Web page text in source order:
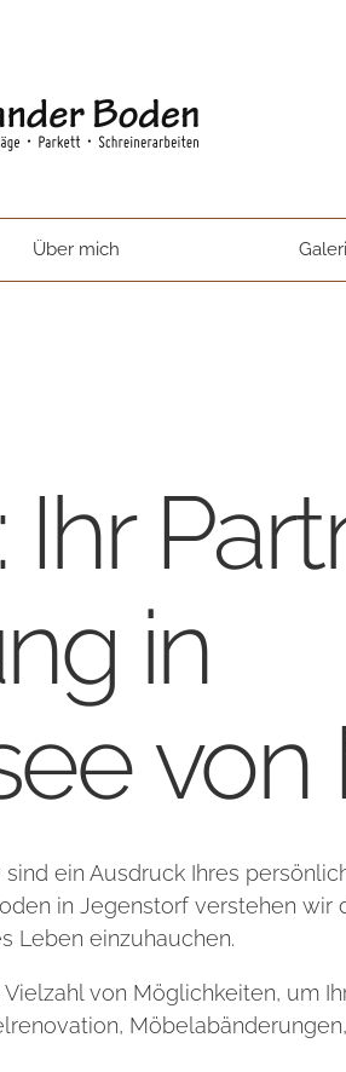
Über mich
in
von
ein Ausdruck Ihres
in Jegenstorf verstehen
Leben einzuhauchen.
von Möglichkeiten, um